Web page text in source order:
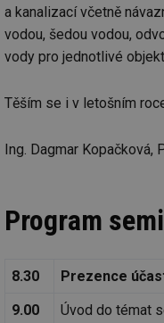
a kanalizací včetně
vodou, šedou vodou,
vody pro jednotlivé
Těším se i v letošním
Ing. Dagmar Kopačková,
Program
8.30
Prezence
9.00
Úvod do témat